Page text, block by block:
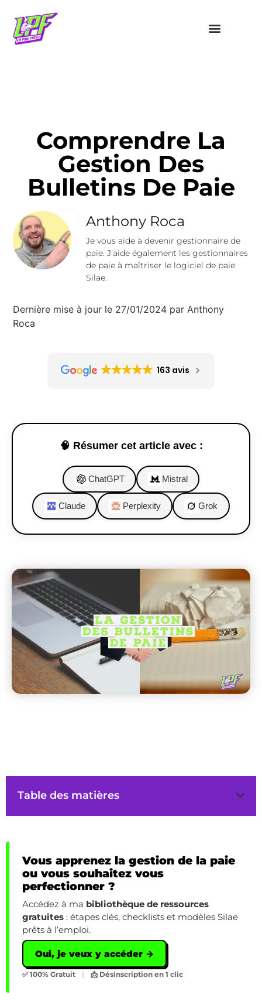
Comprendre La
Gestion Des
Bulletins De Paie
Anthony Roca
Je vous aide à devenir gestionnaire de
paie. J'aide également les gestionnaires
de paie à maîtriser le logiciel de paie
Silae.
Dernière mise à jour le 27/01/2024 par Anthony
Roca
163 avis
🧠 Résumer cet article avec :
ChatGPT Mistral
Claude Perplexity Grok
Table des matières
Vous apprenez la gestion de la paie
ou vous souhaitez vous
perfectionner ?
Accédez à ma bibliothèque de ressources
gratuites : étapes clés, checklists et modèles Silae
prêts à l’emploi.
Oui, je veux y accéder →
✅ 100% Gratuit | 📩 Désinscription en 1 clic